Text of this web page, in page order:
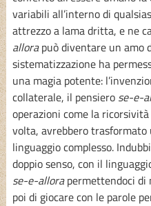
variabili all’interno di
attrezzo a lama dritta, e ne
allorapuò diventare un amo
sistematizzazione ha
una magia potente:
collaterale, il pensiero se-e-
operazioni come la
volta, avrebbero
linguaggio complesso.
doppio senso, con il
se-e-allorapermettendoci di
poi di giocare con le parole